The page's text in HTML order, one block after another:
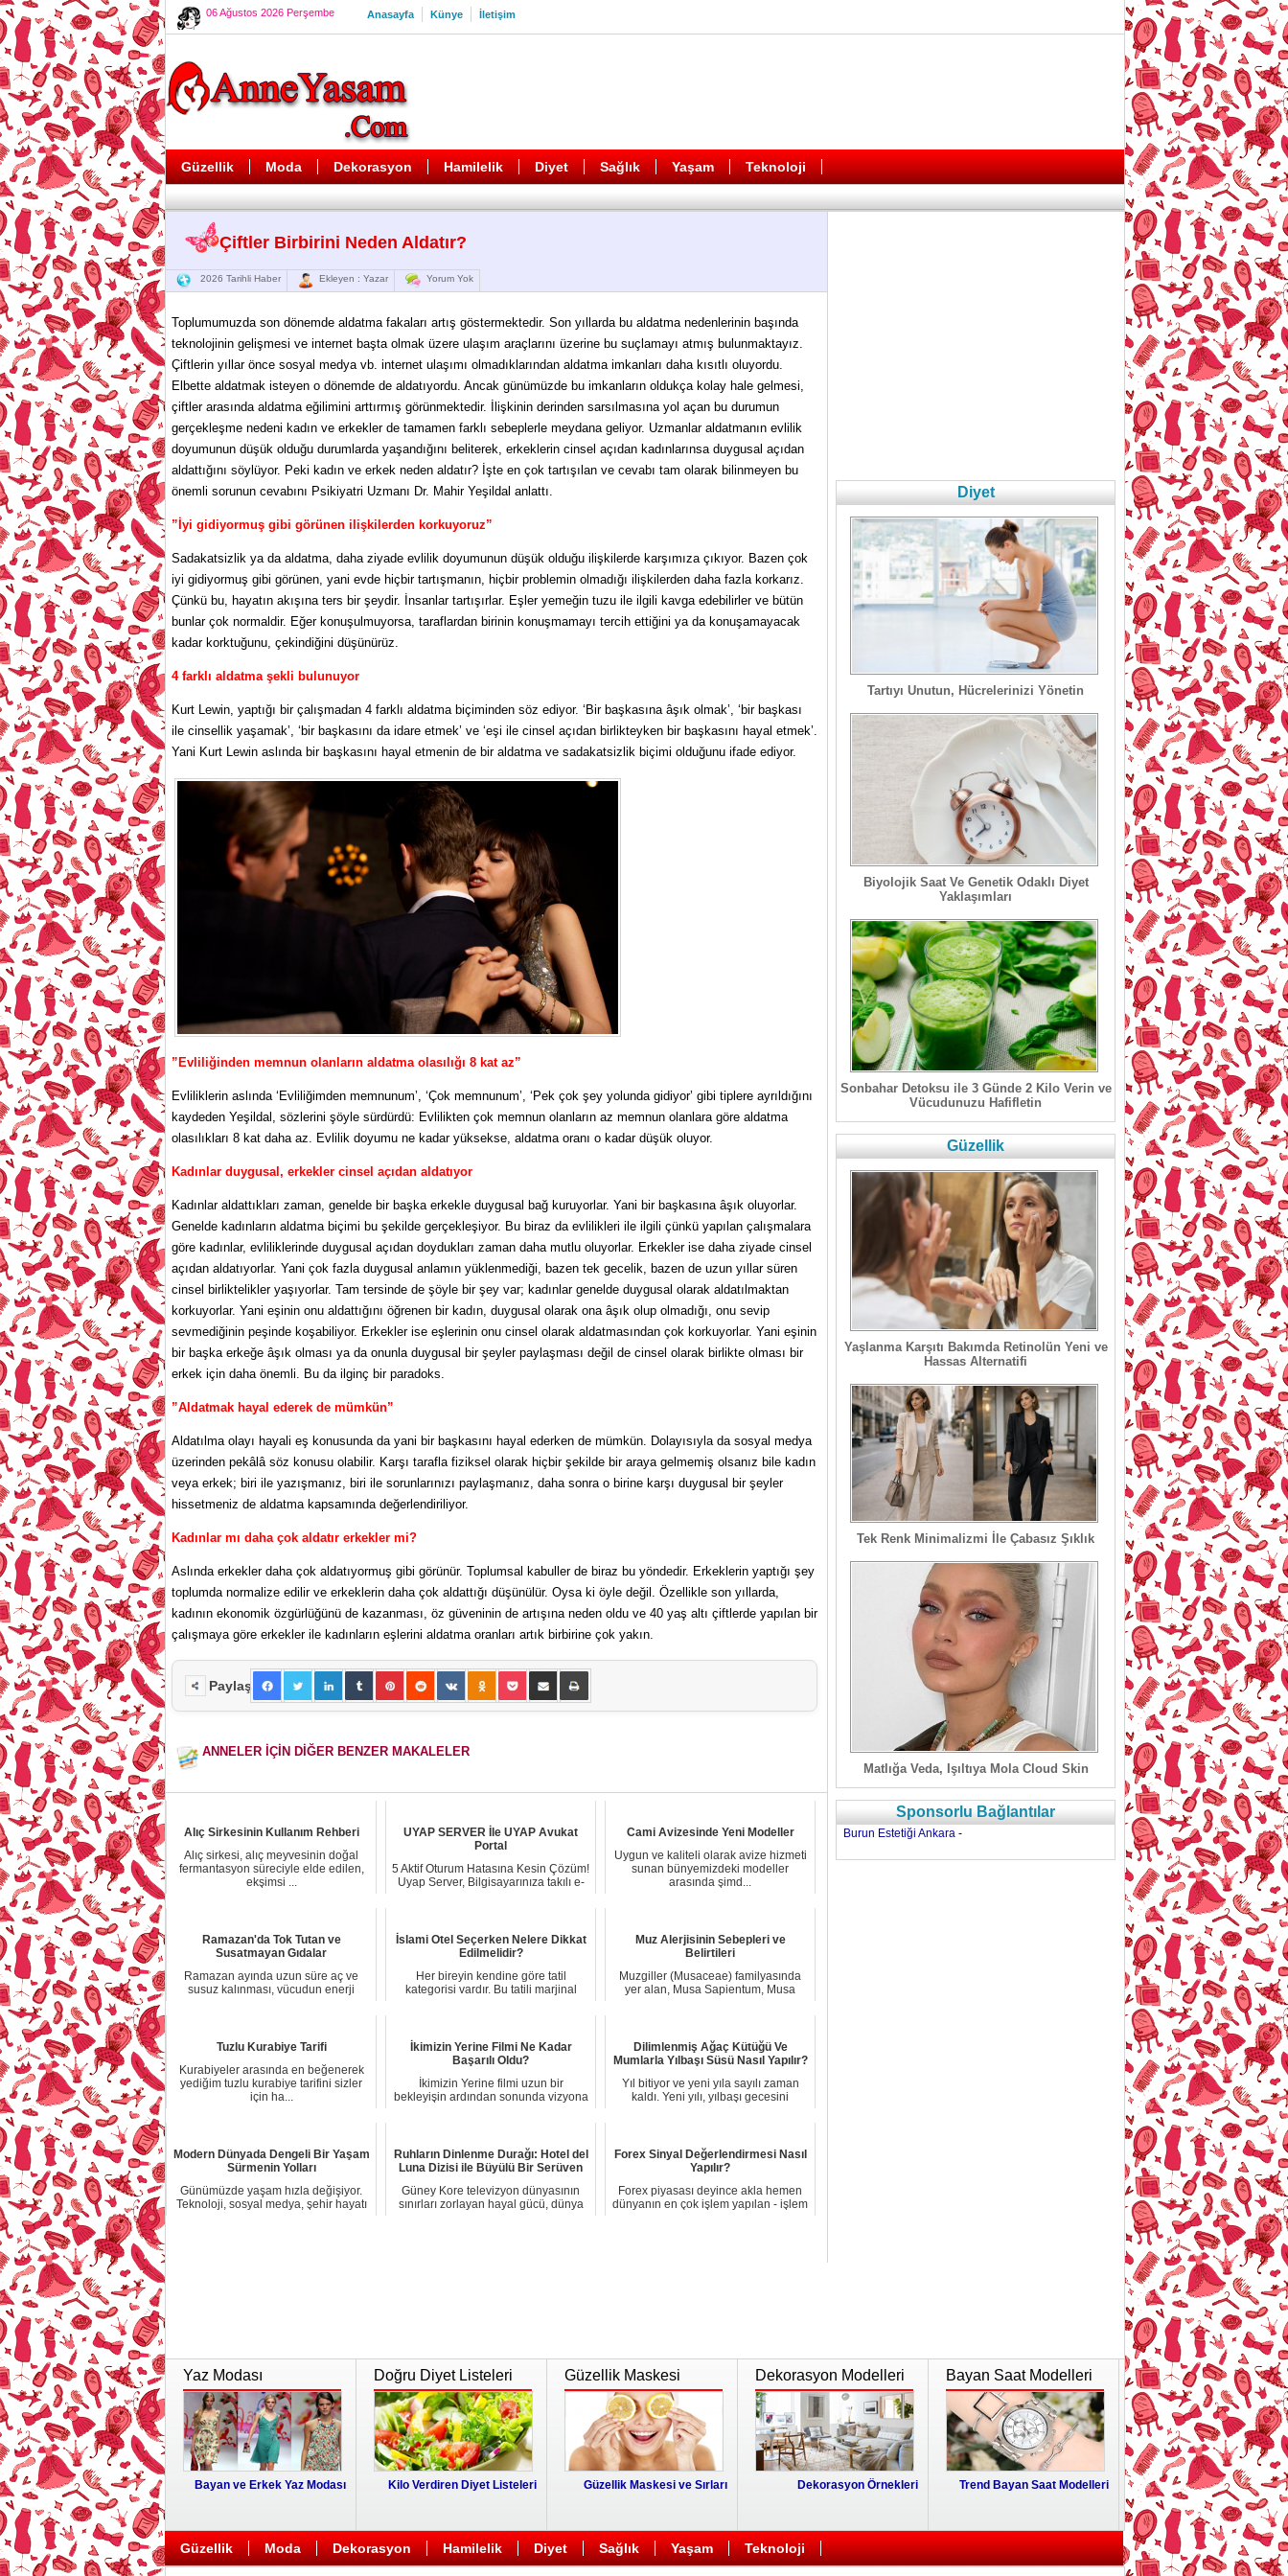
06 Ağustos 2026 Perşembe Anasayfa Künye İletişim
Güzellik Moda Dekorasyon Hamilelik Diyet Sağlık Yaşam Teknoloji
Çiftler Birbirini Neden Aldatır?
2026 Tarihli Haber Ekleyen : Yazar Yorum Yok
Toplumumuzda son dönemde aldatma fakaları artış göstermektedir. Son yıllarda bu aldatma nedenlerinin başında
teknolojinin gelişmesi ve internet başta olmak üzere ulaşım araçlarını üzerine bu suçlamayı atmış bulunmaktayız.
Çiftlerin yıllar önce sosyal medya vb. internet ulaşımı olmadıklarından aldatma imkanları daha kısıtlı oluyordu.
Elbette aldatmak isteyen o dönemde de aldatıyordu. Ancak günümüzde bu imkanların oldukça kolay hale gelmesi,
çiftler arasında aldatma eğilimini arttırmış görünmektedir. İlişkinin derinden sarsılmasına yol açan bu durumun
gerçekleşme nedeni kadın ve erkekler de tamamen farklı sebeplerle meydana geliyor. Uzmanlar aldatmanın evlilik
doyumunun düşük olduğu durumlarda yaşandığını beliterek, erkeklerin cinsel açıdan kadınlarınsa duygusal açıdan
aldattığını söylüyor. Peki kadın ve erkek neden aldatır? İşte en çok tartışılan ve cevabı tam olarak bilinmeyen bu
önemli sorunun cevabını Psikiyatri Uzmanı Dr. Mahir Yeşildal anlattı.
”İyi gidiyormuş gibi görünen ilişkilerden korkuyoruz”
Sadakatsizlik ya da aldatma, daha ziyade evlilik doyumunun düşük olduğu ilişkilerde karşımıza çıkıyor. Bazen çok
iyi gidiyormuş gibi görünen, yani evde hiçbir tartışmanın, hiçbir problemin olmadığı ilişkilerden daha fazla korkarız.
Çünkü bu, hayatın akışına ters bir şeydir. İnsanlar tartışırlar. Eşler yemeğin tuzu ile ilgili kavga edebilirler ve bütün
bunlar çok normaldir. Eğer konuşulmuyorsa, taraflardan birinin konuşmamayı tercih ettiğini ya da konuşamayacak
kadar korktuğunu, çekindiğini düşünürüz.
4 farklı aldatma şekli bulunuyor
Kurt Lewin, yaptığı bir çalışmadan 4 farklı aldatma biçiminden söz ediyor. ‘Bir başkasına âşık olmak’, ‘bir başkası
ile cinsellik yaşamak’, ‘bir başkasını da idare etmek’ ve ‘eşi ile cinsel açıdan birlikteyken bir başkasını hayal etmek’.
Yani Kurt Lewin aslında bir başkasını hayal etmenin de bir aldatma ve sadakatsizlik biçimi olduğunu ifade ediyor.
”Evliliğinden memnun olanların aldatma olasılığı 8 kat az”
Evliliklerin aslında ‘Evliliğimden memnunum’, ‘Çok memnunum’, ‘Pek çok şey yolunda gidiyor’ gibi tiplere ayrıldığını
kaydeden Yeşildal, sözlerini şöyle sürdürdü: Evlilikten çok memnun olanların az memnun olanlara göre aldatma
olasılıkları 8 kat daha az. Evlilik doyumu ne kadar yüksekse, aldatma oranı o kadar düşük oluyor.
Kadınlar duygusal, erkekler cinsel açıdan aldatıyor
Kadınlar aldattıkları zaman, genelde bir başka erkekle duygusal bağ kuruyorlar. Yani bir başkasına âşık oluyorlar.
Genelde kadınların aldatma biçimi bu şekilde gerçekleşiyor. Bu biraz da evlilikleri ile ilgili çünkü yapılan çalışmalara
göre kadınlar, evliliklerinde duygusal açıdan doydukları zaman daha mutlu oluyorlar. Erkekler ise daha ziyade cinsel
açıdan aldatıyorlar. Yani çok fazla duygusal anlamın yüklenmediği, bazen tek gecelik, bazen de uzun yıllar süren
cinsel birliktelikler yaşıyorlar. Tam tersinde de şöyle bir şey var; kadınlar genelde duygusal olarak aldatılmaktan
korkuyorlar. Yani eşinin onu aldattığını öğrenen bir kadın, duygusal olarak ona âşık olup olmadığı, onu sevip
sevmediğinin peşinde koşabiliyor. Erkekler ise eşlerinin onu cinsel olarak aldatmasından çok korkuyorlar. Yani eşinin
bir başka erkeğe âşık olması ya da onunla duygusal bir şeyler paylaşması değil de cinsel olarak birlikte olması bir
erkek için daha önemli. Bu da ilginç bir paradoks.
”Aldatmak hayal ederek de mümkün”
Aldatılma olayı hayali eş konusunda da yani bir başkasını hayal ederken de mümkün. Dolayısıyla da sosyal medya
üzerinden pekâlâ söz konusu olabilir. Karşı tarafla fiziksel olarak hiçbir şekilde bir araya gelmemiş olsanız bile kadın
veya erkek; biri ile yazışmanız, biri ile sorunlarınızı paylaşmanız, daha sonra o birine karşı duygusal bir şeyler
hissetmeniz de aldatma kapsamında değerlendiriliyor.
Kadınlar mı daha çok aldatır erkekler mi?
Aslında erkekler daha çok aldatıyormuş gibi görünür. Toplumsal kabuller de biraz bu yöndedir. Erkeklerin yaptığı şey
toplumda normalize edilir ve erkeklerin daha çok aldattığı düşünülür. Oysa ki öyle değil. Özellikle son yıllarda,
kadının ekonomik özgürlüğünü de kazanması, öz güveninin de artışına neden oldu ve 40 yaş altı çiftlerde yapılan bir
çalışmaya göre erkekler ile kadınların eşlerini aldatma oranları artık birbirine çok yakın.
Paylaş
ANNELER İÇİN DİĞER BENZER MAKALELER
Alıç Sirkesinin Kullanım Rehberi
Alıç sirkesi, alıç meyvesinin doğal
fermantasyon süreciyle elde edilen,
ekşimsi ...
UYAP SERVER İle UYAP Avukat
Portal
5 Aktif Oturum Hatasına Kesin Çözüm!
Uyap Server, Bilgisayarınıza takılı e-
Cami Avizesinde Yeni Modeller
Uygun ve kaliteli olarak avize hizmeti
sunan bünyemizdeki modeller
arasında şimd...
Ramazan'da Tok Tutan ve
Susatmayan Gıdalar
Ramazan ayında uzun süre aç ve
susuz kalınması, vücudun enerji
İslami Otel Seçerken Nelere Dikkat
Edilmelidir?
Her bireyin kendine göre tatil
kategorisi vardır. Bu tatili marjinal
Muz Alerjisinin Sebepleri ve
Belirtileri
Muzgiller (Musaceae) familyasında
yer alan, Musa Sapientum, Musa
Tuzlu Kurabiye Tarifi
Kurabiyeler arasında en beğenerek
yediğim tuzlu kurabiye tarifini sizler
için ha...
İkimizin Yerine Filmi Ne Kadar
Başarılı Oldu?
İkimizin Yerine filmi uzun bir
bekleyişin ardından sonunda vizyona
Dilimlenmiş Ağaç Kütüğü Ve
Mumlarla Yılbaşı Süsü Nasıl Yapılır?
Yıl bitiyor ve yeni yıla sayılı zaman
kaldı. Yeni yılı, yılbaşı gecesini
Modern Dünyada Dengeli Bir Yaşam
Sürmenin Yolları
Günümüzde yaşam hızla değişiyor.
Teknoloji, sosyal medya, şehir hayatı
Ruhların Dinlenme Durağı: Hotel del
Luna Dizisi ile Büyülü Bir Serüven
Güney Kore televizyon dünyasının
sınırları zorlayan hayal gücü, dünya
Forex Sinyal Değerlendirmesi Nasıl
Yapılır?
Forex piyasası deyince akla hemen
dünyanın en çok işlem yapılan - işlem
Diyet
Tartıyı Unutun, Hücrelerinizi Yönetin
Biyolojik Saat Ve Genetik Odaklı Diyet
Yaklaşımları
Sonbahar Detoksu ile 3 Günde 2 Kilo Verin ve
Vücudunuzu Hafifletin
Güzellik
Yaşlanma Karşıtı Bakımda Retinolün Yeni ve
Hassas Alternatifi
Tek Renk Minimalizmi İle Çabasız Şıklık
Matlığa Veda, Işıltıya Mola Cloud Skin
Sponsorlu Bağlantılar
Burun Estetiği Ankara -
Yaz Modası
Bayan ve Erkek Yaz Modası
Doğru Diyet Listeleri
Kilo Verdiren Diyet Listeleri
Güzellik Maskesi
Güzellik Maskesi ve Sırları
Dekorasyon Modelleri
Dekorasyon Örnekleri
Bayan Saat Modelleri
Trend Bayan Saat Modelleri
Güzellik Moda Dekorasyon Hamilelik Diyet Sağlık Yaşam Teknoloji